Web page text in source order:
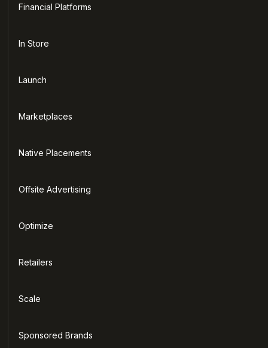
Financial Platforms
In Store
Launch
Marketplaces
Native Placements
Offsite Advertising
Optimize
Retailers
Scale
Sponsored Brands